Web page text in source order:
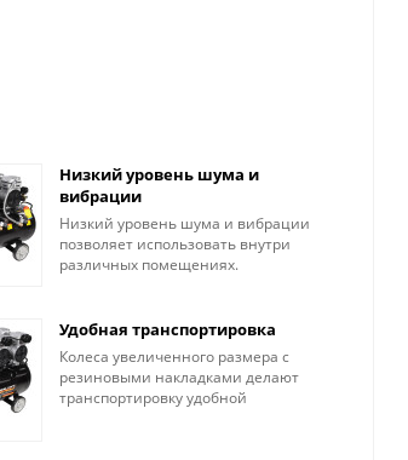
Низкий уровень шума и
вибрации
Низкий уровень шума и вибрации
позволяет использовать внутри
различных помещениях.
Удобная транспортировка
Колеса увеличенного размера с
резиновыми накладками делают
транспортировку удобной